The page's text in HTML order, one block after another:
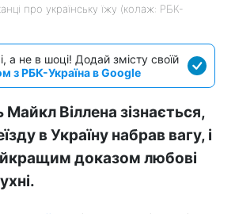
про українську їжу (колаж: РБК-
а не в шоці! Додай змісту своїй
з РБК-Україна в Google
Віллена зізнається,
в Україну набрав вагу, і
доказом любові